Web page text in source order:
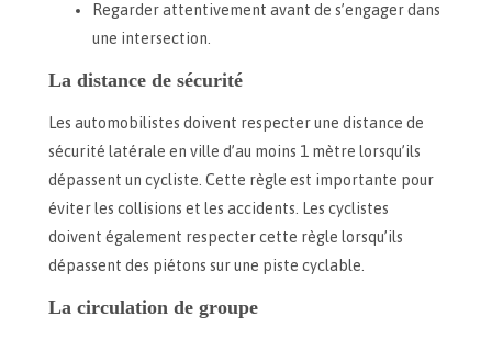
Regarder attentivement avant de s’engager dans
une intersection.
La distance de sécurité
Les automobilistes doivent respecter une distance de
sécurité latérale en ville d’au moins 1 mètre lorsqu’ils
dépassent un cycliste. Cette règle est importante pour
éviter les collisions et les accidents. Les cyclistes
doivent également respecter cette règle lorsqu’ils
dépassent des piétons sur une piste cyclable.
La circulation de groupe